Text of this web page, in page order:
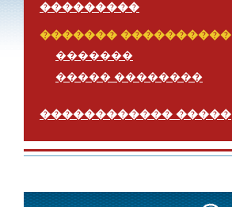
���������
������� ����������
�������
����� ��������
������������ �����